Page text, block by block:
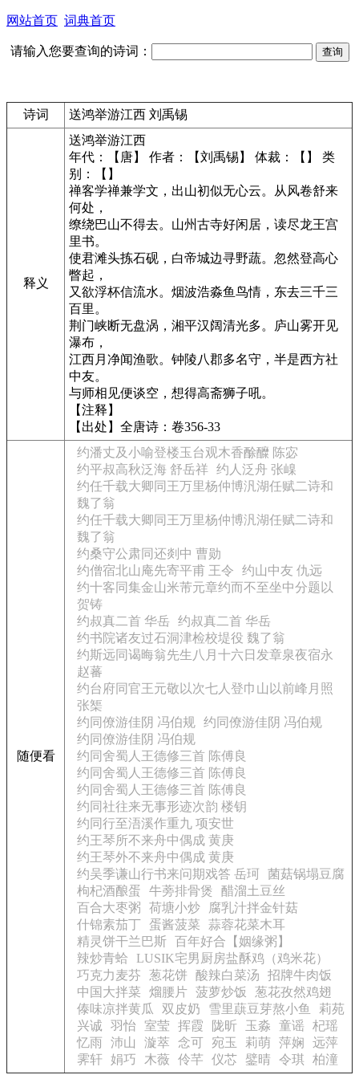
网站首页 词典首页
请输入您要查询的诗词：
诗词 送鸿举游江西 刘禹锡
释义
送鸿举游江西
年代：【唐】 作者：【刘禹锡】 体裁：【】 类
别：【】
禅客学禅兼学文，出山初似无心云。从风卷舒来
何处，
缭绕巴山不得去。山州古寺好闲居，读尽龙王宫
里书。
使君滩头拣石砚，白帝城边寻野蔬。忽然登高心
瞥起，
又欲浮杯信流水。烟波浩淼鱼鸟情，东去三千三
百里。
荆门峡断无盘涡，湘平汉阔清光多。庐山雾开见
瀑布，
江西月净闻渔歌。钟陵八郡多名守，半是西方社
中友。
与师相见便谈空，想得高斋狮子吼。
【注释】
【出处】全唐诗：卷356-33
随便看
约潘丈及小喻登楼玉台观木香酴醾 陈宓
约平叔高秋泛海 舒岳祥 约人泛舟 张嵲
约任千载大卿同王万里杨仲博汎湖任赋二诗和
魏了翁
约任千载大卿同王万里杨仲博汎湖任赋二诗和
魏了翁
约桑守公肃同还剡中 曹勋
约僧宿北山庵先寄平甫 王令
约山中友 仇远
约十客同集金山米芾元章约而不至坐中分题以
贺铸
约叔真二首 华岳
约叔真二首 华岳
约书院诸友过石洞津检校堤役 魏了翁
约斯远同谒晦翁先生八月十六日发章泉夜宿永
赵蕃
约台府同官王元敬以次七人登巾山以前峰月照
张榘
约同僚游佳阴 冯伯规 约同僚游佳阴 冯伯规
约同僚游佳阴 冯伯规
约同舍蜀人王德修三首 陈傅良
约同舍蜀人王德修三首 陈傅良
约同舍蜀人王德修三首 陈傅良
约同社往来无事形迹次韵 楼钥
约同行至浯溪作重九 项安世
约王琴所不来舟中偶成 黄庚
约王琴外不来舟中偶成 黄庚
约吴季谦山行书来问期戏答 岳珂
菌菇锅塌豆腐
枸杞酒酿蛋
牛蒡排骨煲
醋溜土豆丝
百合大枣粥
荷塘小炒
腐乳汁拌金针菇
什锦素茄丁 蛋酱菠菜
蒜蓉花菜木耳
精灵饼干兰巴斯 百年好合【姻缘粥】
辣炒青蛤
LUSIK宅男厨房盐酥鸡（鸡米花）
巧克力麦芬
葱花饼 酸辣白菜汤
招牌牛肉饭
中国大拌菜
熘腰片 菠萝炒饭
葱花孜然鸡翅
傣味凉拌黄瓜
双皮奶 雪里蕻豆芽熬小鱼
莉苑
兴诚
羽怡 室莹 挥霞 陇昕 玉淼 童谣
杞瑶
忆雨
沛山 漩萃 念可 宛玉 莉萌 萍娴
远萍
霁轩 娟巧 木薇 伶芊 仪芯 鐾晴 令琪 柏潼